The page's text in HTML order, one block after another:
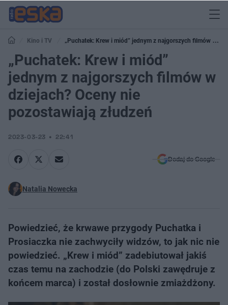
Kino i TV
„Puchatek: Krew i miód” jednym z najgorszych filmów w
dziejach? Oceny nie pozostawiają złudzeń
„Puchatek: Krew i miód”
jednym z najgorszych filmów w
dziejach? Oceny nie
pozostawiają złudzeń
2023-03-23 22:41
Dodaj do Google
Natalia Nowecka
Powiedzieć, że krwawe przygody Puchatka i
Prosiaczka nie zachwyciły widzów, to jak nic nie
powiedzieć. „Krew i miód” zadebiutował jakiś
czas temu na zachodzie (do Polski zawędruje z
końcem marca) i został dosłownie zmiażdżony.